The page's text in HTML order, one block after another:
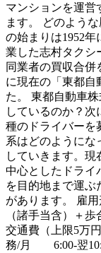
マンションを運営
ます。 どのよう
の始まりは1952
業した志村タクシ
同業者の買収合併
に現在の「東都自
た。 東都自動車
しているのか？
種のドライバーを
系はどのようにな
していきます。
中心としたドライ
を目的地まで運ぶ
があります。 雇
（諸手当含）＋
交通費（上限5万
務/月 6:00-翌